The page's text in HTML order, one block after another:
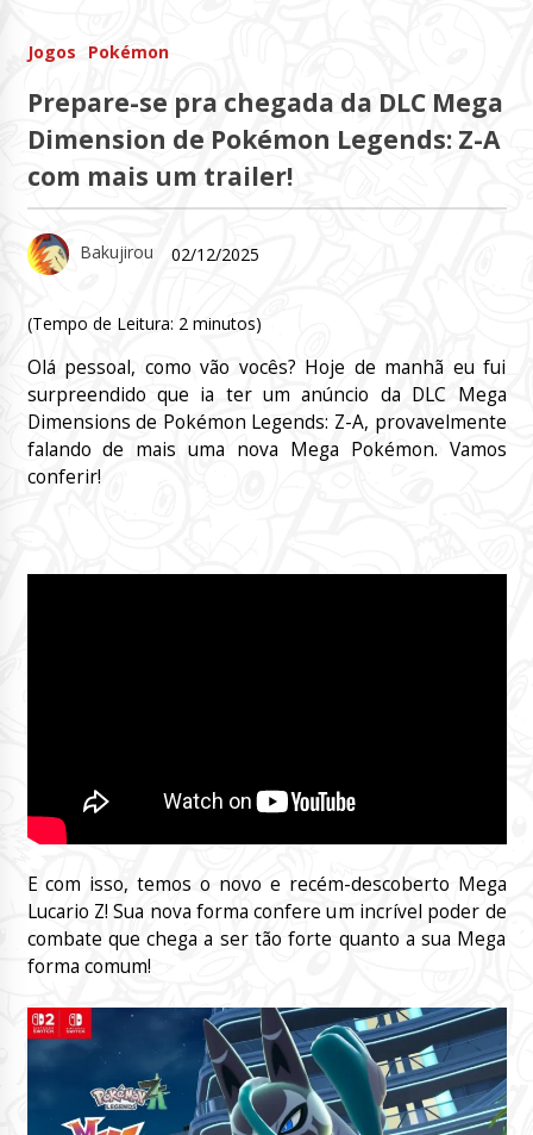
Jogos Pokémon
Prepare-se pra chegada da DLC Mega
Dimension de Pokémon Legends: Z-A
com mais um trailer!
Bakujirou 02/12/2025
(Tempo de Leitura: 2 minutos)
Olá pessoal, como vão vocês? Hoje de manhã eu fui
surpreendido que ia ter um anúncio da DLC Mega
Dimensions de Pokémon Legends: Z-A, provavelmente
falando de mais uma nova Mega Pokémon. Vamos
conferir!
E com isso, temos o novo e recém-descoberto Mega
Lucario Z! Sua nova forma confere um incrível poder de
combate que chega a ser tão forte quanto a sua Mega
forma comum!